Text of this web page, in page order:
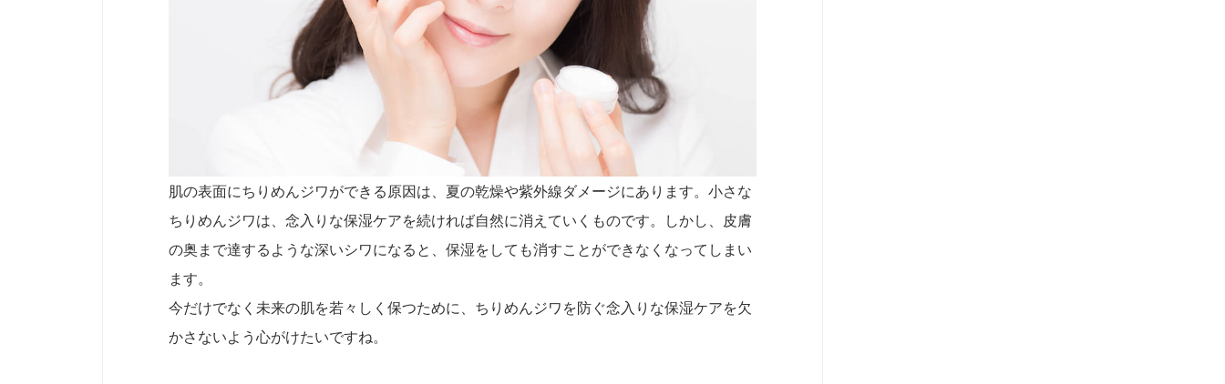
肌の表面にちりめんジワができる原因は、夏の乾燥や紫外線ダメージにあります。小さな
ちりめんジワは、念入りな保湿ケアを続ければ自然に消えていくものです。しかし、皮膚
の奥まで達するような深いシワになると、保湿をしても消すことができなくなってしまい
ます。
今だけでなく未来の肌を若々しく保つために、ちりめんジワを防ぐ念入りな保湿ケアを欠
かさないよう心がけたいですね。